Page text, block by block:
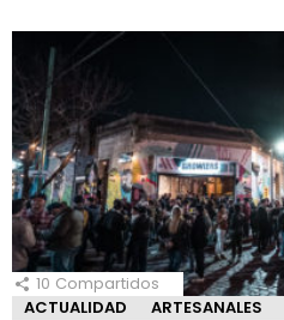
10 Compartidos
ACTUALIDAD
ARTESANALES